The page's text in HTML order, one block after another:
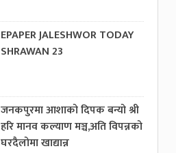
EPAPER JALESHWOR TODAY
SHRAWAN 23
जनकपुरमा आशाको दिपक बन्यो श्री
हरि मानव कल्याण मञ्च,अति विपन्नको
घरदैलोमा खाद्यान्न